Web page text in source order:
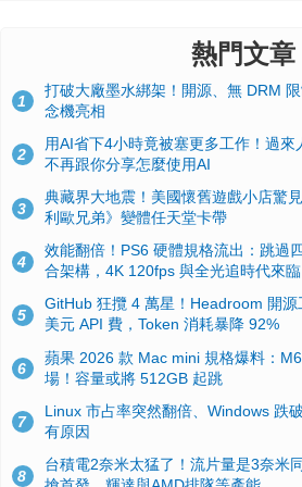
熱門文章
1
打破大廠墨水綁架！開源、無 DRM
念機亮相
2
用AI省下4小時竟被塞更多工作！過
不再跟你分享怎麼使用AI
3
典藏界大地震！美國懷舊遊戲小店驚
利歐兄弟》變體任天堂卡帶
4
效能翻倍！PS6 硬體規格流出：跳過
合架構，4K 120fps 與全光追時代來臨
5
GitHub 狂攬 4 萬星！Headroom 開
美元 API 費，Token 消耗暴降 92%
6
蘋果 2026 款 Mac mini 規格爆料：
場！容量或將 512GB 起跳
7
Linux 市占率突然翻倍、Windows 跌
有原因
8
台積電2奈米太猛了！流片量是3奈米